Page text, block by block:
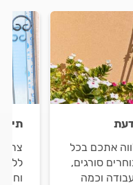
אתכם בכל
סורגים,
וכמה